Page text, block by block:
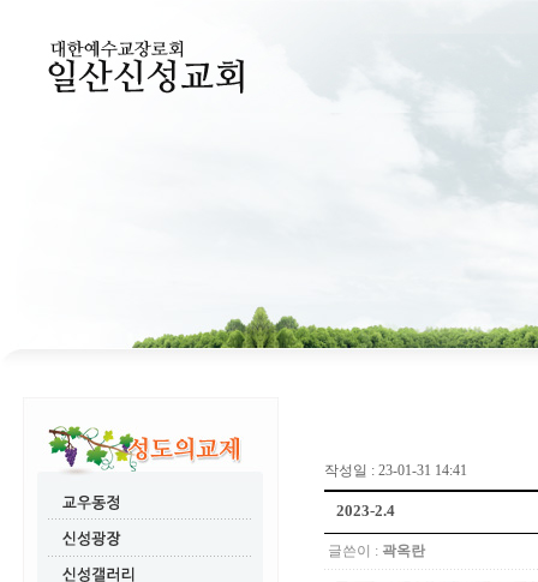
작성일 : 23-01-31 14:41
2023-2.4
글쓴이 : 곽옥란